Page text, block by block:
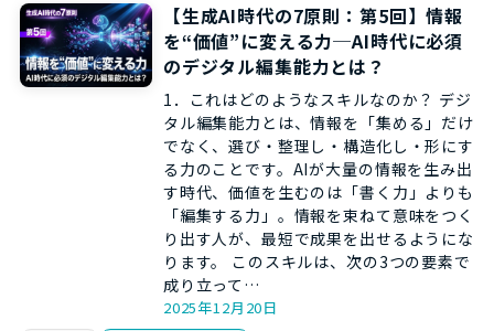
【生成AI時代の7原則：第5回】情報
を“価値”に変える力─AI時代に必須
のデジタル編集能力とは？
1．これはどのようなスキルなのか？ デジ
タル編集能力とは、情報を「集める」だけ
でなく、選び・整理し・構造化し・形にす
る力のことです。AIが大量の情報を生み出
す時代、価値を生むのは「書く力」よりも
「編集する力」。情報を束ねて意味をつく
り出す人が、最短で成果を出せるようにな
ります。 このスキルは、次の3つの要素で
成り立って…
2025年12月20日